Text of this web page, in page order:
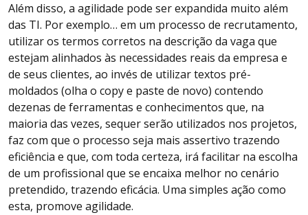
Além disso, a agilidade pode ser expandida muito além
das TI. Por exemplo… em um processo de recrutamento,
utilizar os termos corretos na descrição da vaga que
estejam alinhados às necessidades reais da empresa e
de seus clientes, ao invés de utilizar textos pré-
moldados (olha o copy e paste de novo) contendo
dezenas de ferramentas e conhecimentos que, na
maioria das vezes, sequer serão utilizados nos projetos,
faz com que o processo seja mais assertivo trazendo
eficiência e que, com toda certeza, irá facilitar na escolha
de um profissional que se encaixa melhor no cenário
pretendido, trazendo eficácia. Uma simples ação como
esta, promove agilidade.